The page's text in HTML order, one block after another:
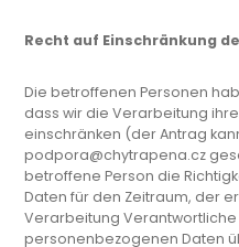
Recht auf Einschränkung
Die betroffenen Personen
dass wir die Verarbeitung
einschränken (der Antrag
podpora@chytrapena.cz
betroffene Person die
Daten für den Zeitraum, der
Verarbeitung
personenbezogenen Daten